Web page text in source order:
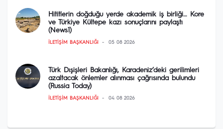
Hititlerin doğduğu yerde akademik iş birliği… Kore
ve Türkiye Kültepe kazı sonuçlarını paylaştı
(News1)
İLETIŞIM BAŞKANLIĞI 05 08 2026
Türk Dışişleri Bakanlığı, Karadeniz’deki gerilimleri
azaltacak önlemler alınması çağrısında bulundu
(Russia Today)
İLETIŞIM BAŞKANLIĞI 04 08 2026